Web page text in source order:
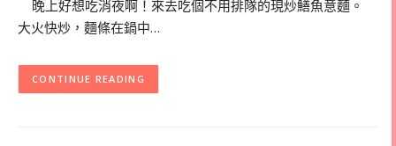
晚上好想吃消夜啊！來去吃個不用排隊的現炒鱔魚意麵。
大火快炒，麵條在鍋中…
CONTINUE READING